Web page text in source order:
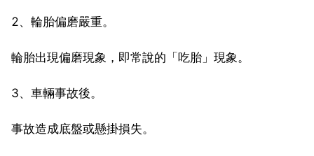
2、輪胎偏磨嚴重。
輪胎出現偏磨現象，即常說的「吃胎」現象。
3、車輛事故後。
事故造成底盤或懸掛損失。